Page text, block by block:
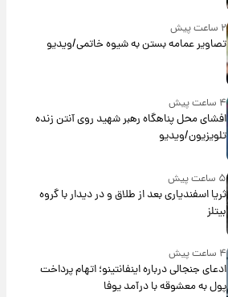
۲ ساعت پیش
تصاویر عمامه بستن به شیوه خاتمی/ویدیو
۴ ساعت پیش
افشای محل پناهگاه‌ رهبر شهید روی آنتن زنده
تلویزیون/ویدیو
۵ ساعت پیش
ثریا اسفندیاری بعد از طلاق و در دیدار با گروه
بیتلز
۴ ساعت پیش
ادعای جنجالی درباره اینفانتینو؛ اتهام پرداخت
پول به معشوقه با درآمد یوفا